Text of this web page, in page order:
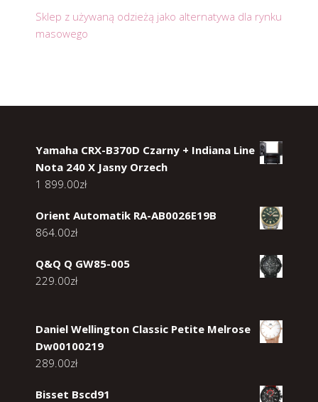
Sklep z używaną odzieżą jako alternatywa dla rynku
masowego
Yamaha CRX-B370D Czarny + Indiana Line
Nota 240 X Jasny Orzech
1 899.00zł
Orient Automatik RA-AB0026E19B
864.00zł
Q&Q Q GW85-005
229.00zł
Daniel Wellington Classic Petite Melrose
Dw00100219
289.00zł
Bisset Bscd91